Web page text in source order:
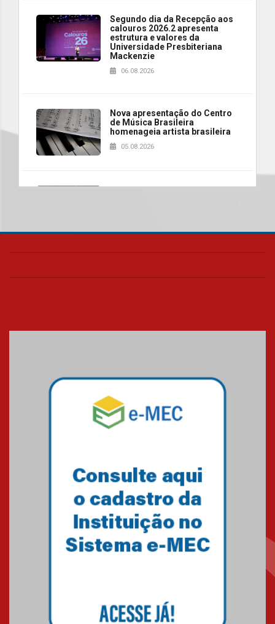
Segundo dia da Recepção aos
calouros 2026.2 apresenta
estrutura e valores da
Universidade Presbiteriana
Mackenzie
06.08.2026
Nova apresentação do Centro
de Música Brasileira
homenageia artista brasileira
05.08.2026
das novas tecnologias em
04.08.2026
Como o Colégio Mackenzie
Brasília prepara seus
Como os pais podem investir
na educação dos filhos além da
escola
docentes para debater
inovação e desafios da
educação superior